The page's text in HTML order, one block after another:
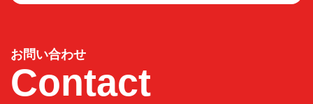
お問い合わせ
Contact